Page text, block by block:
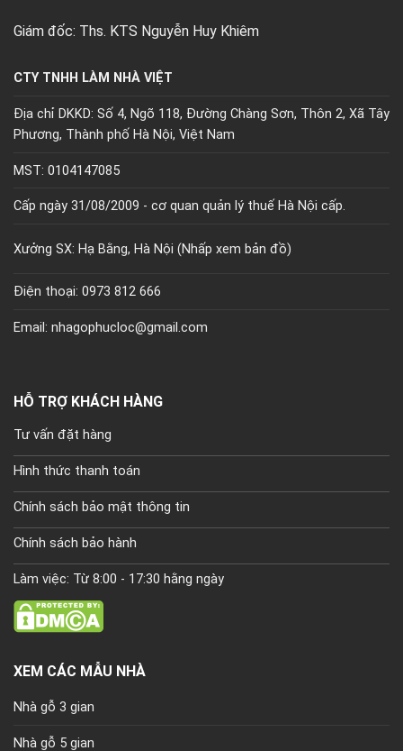
Giám đốc: Ths. KTS Nguyễn Huy Khiêm
CTY TNHH LÀM NHÀ VIỆT
Địa chỉ DKKD: Số 4, Ngõ 118, Đường Chàng Sơn, Thôn 2, Xã Tây
Phương, Thành phố Hà Nội, Việt Nam
MST: 0104147085
Cấp ngày 31/08/2009 - cơ quan quản lý thuế Hà Nội cấp.
Xưởng SX: Hạ Bằng, Hà Nội (Nhấp xem bản đồ)
Điện thoại: 0973 812 666
Email: nhagophucloc@gmail.com
HỖ TRỢ KHÁCH HÀNG
Tư vấn đặt hàng
Hình thức thanh toán
Chính sách bảo mật thông tin
Chính sách bảo hành
Làm việc: Từ 8:00 - 17:30 hằng ngày
XEM CÁC MẪU NHÀ
Nhà gỗ 3 gian
Nhà gỗ 5 gian